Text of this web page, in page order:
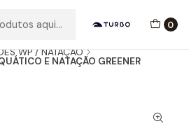
0
WP / NATAÇÃO
E NATAÇÃO GREENER